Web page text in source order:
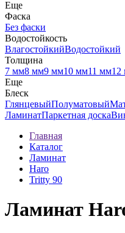
Еще
Фаска
Без фаски
Водостойкость
ВлагостойкийВодостойкий
Толщина
7 мм8 мм9 мм10 мм11 мм12
Еще
Блеск
ГлянцевыйПолуматовый
ЛаминатПаркетная доска
Главная
Каталог
Ламинат
Haro
Tritty 90
Ламинат